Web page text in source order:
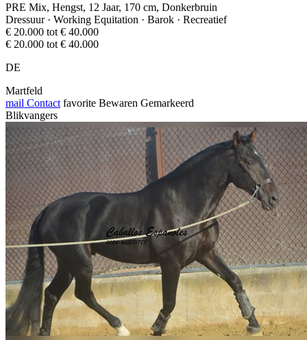
PRE Mix, Hengst, 12 Jaar, 170 cm, Donkerbruin
Dressuur · Working Equitation · Barok · Recreatief
€ 20.000 tot € 40.000
€ 20.000 tot € 40.000
DE
Martfeld
mail Contact favorite Bewaren Gemarkeerd
Blikvangers